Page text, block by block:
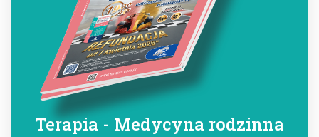
Terapia - Medycyna rodzinna